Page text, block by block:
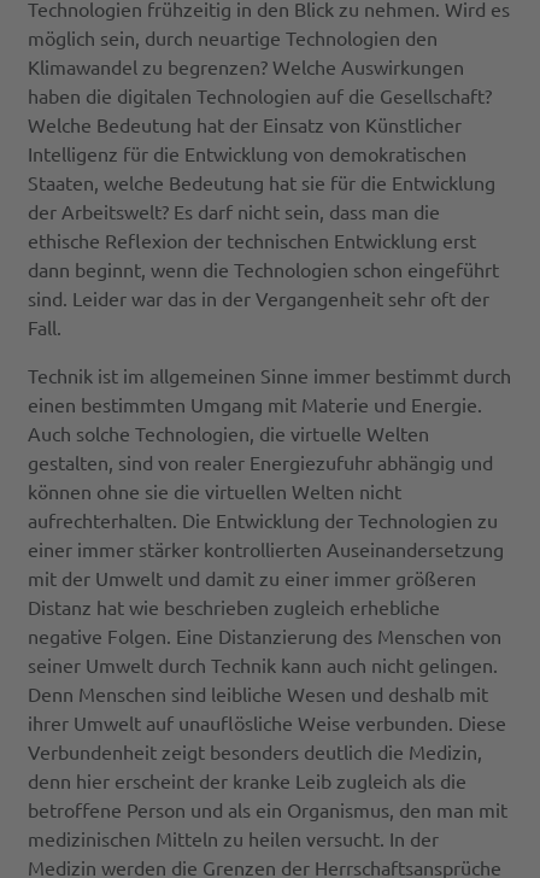
Technologien frühzeitig in den Blick zu nehmen. Wird es
möglich sein, durch neuartige Technologien den
Klimawandel zu begrenzen? Welche Auswirkungen
haben die digitalen Technologien auf die Gesellschaft?
Welche Bedeutung hat der Einsatz von Künstlicher
Intelligenz für die Entwicklung von demokratischen
Staaten, welche Bedeutung hat sie für die Entwicklung
der Arbeitswelt? Es darf nicht sein, dass man die
ethische Reflexion der technischen Entwicklung erst
dann beginnt, wenn die Technologien schon eingeführt
sind. Leider war das in der Vergangenheit sehr oft der
Fall.
Technik ist im allgemeinen Sinne immer bestimmt durch
einen bestimmten Umgang mit Materie und Energie.
Auch solche Technologien, die virtuelle Welten
gestalten, sind von realer Energiezufuhr abhängig und
können ohne sie die virtuellen Welten nicht
aufrechterhalten. Die Entwicklung der Technologien zu
einer immer stärker kontrollierten Auseinandersetzung
mit der Umwelt und damit zu einer immer größeren
Distanz hat wie beschrieben zugleich erhebliche
negative Folgen. Eine Distanzierung des Menschen von
seiner Umwelt durch Technik kann auch nicht gelingen.
Denn Menschen sind leibliche Wesen und deshalb mit
ihrer Umwelt auf unauflösliche Weise verbunden. Diese
Verbundenheit zeigt besonders deutlich die Medizin,
denn hier erscheint der kranke Leib zugleich als die
betroffene Person und als ein Organismus, den man mit
medizinischen Mitteln zu heilen versucht. In der
Medizin werden die Grenzen der Herrschaftsansprüche